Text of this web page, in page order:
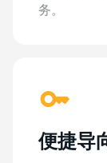
务。
便捷导